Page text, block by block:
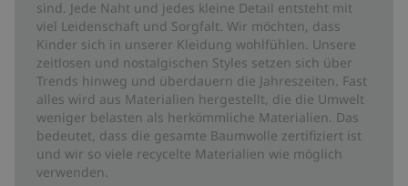
sind. Jede Naht und jedes kleine Detail entsteht mit
viel Leidenschaft und Sorgfalt. Wir möchten, dass
Kinder sich in unserer Kleidung wohlfühlen. Unsere
zeitlosen und nostalgischen Styles setzen sich über
Trends hinweg und überdauern die Jahreszeiten. Fast
alles wird aus Materialien hergestellt, die die Umwelt
weniger belasten als herkömmliche Materialien. Das
bedeutet, dass die gesamte Baumwolle zertifiziert ist
und wir so viele recycelte Materialien wie möglich
verwenden.